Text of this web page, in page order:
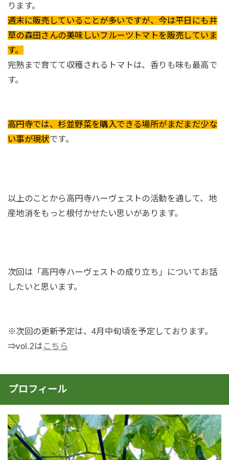
ります。
週末に販売していることが多いですが、今は平日にも井
草の森田さんの美味しいフルーツトマトを販売していま
す。
完熟まで育てて収穫されるトマトは、香りも味も最高で
す。
高円寺では、杉並野菜を購入できる場所がまだまだ少な
い事が現状です。
以上のことから高円寺ハーヴェストの活動を通して、地
産地消をもっと根付かせたい思いがあります。
次回は「高円寺ハーヴェストの成り立ち」についてお話
したいと思います。
※次回の更新予定は、4月中旬頃を予定しております。
⇒vol.2は こちら
プロフィール